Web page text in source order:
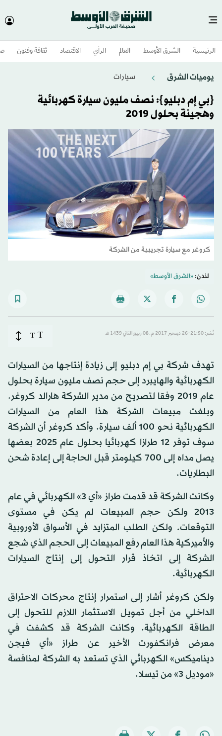
الرئيسية الشرق الأوسط​ العالم الرأي الاقتصاد ثقافة وفنون
يوميات الشرق سيارات
{بي إم دبليو}: نصف مليون سيارة كهربائية
وهجينة بحلول 2019
كروغر مع سيارة تجريبية من الشركة
لندن:«الشرق الأوسط»
نُشر: 21:50-26 ديسمبر 2017 م ـ 08 ربيع الثاني 1439 هـ T
T
تهدف شركة بي إم دبليو إلى زيادة إنتاجها من السيارات
الكهربائية والهايبرد إلى حجم نصف مليون سيارة بحلول
عام 2019 وفقا لتصريح من مدير الشركة هارالد كروغر.
وبلغت مبيعات الشركة هذا العام من السيارات
الكهربائية نحو 100 ألف سيارة. وأكد كروغر أن الشركة
سوف توفر 12 طرازا كهربائيا بحلول عام 2025 بعضها
يصل مداه إلى 700 كيلومتر قبل الحاجة إلى إعادة شحن
البطاريات.
وكانت الشركة قد قدمت طراز «أي 3» الكهربائي في عام
2013 ولكن حجم المبيعات لم يكن في مستوى
التوقعات. ولكن الطلب المتزايد في الأسواق الأوروبية
والأميركية هذا العام رفع المبيعات إلى الحجم الذي شجع
الشركة إلى اتخاذ قرار التحول إلى إنتاج السيارات
الكهربائية.
ولكن كروغر أشار إلى استمرار إنتاج محركات الاحتراق
الداخلي من أجل تمويل الاستثمار اللازم للتحول إلى
الطاقة الكهربائية. وكانت الشركة قد كشفت في
معرض فرانكفورت الأخير عن طراز «أي فيجن
ديناميكس» الكهربائي الذي تستعد به الشركة لمنافسة
«موديل 3» من تيسلا.